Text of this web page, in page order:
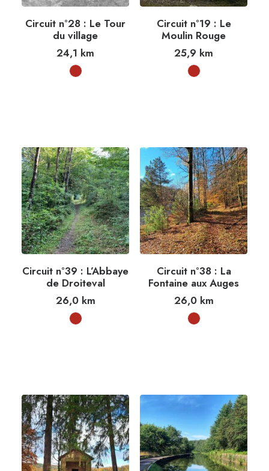
Circuit n°28 : Le Tour
du village
24,1 km
Circuit n°19 : Le
Moulin Rouge
25,9 km
Circuit n°39 : L’Abbaye
de Droiteval
26,0km
Circuit n°38 : La
Fontaine aux Auges
26,0km